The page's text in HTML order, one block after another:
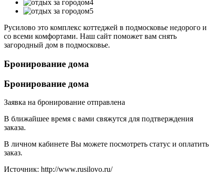
4
5
Русилово это комплекс коттеджей в подмосковье недорого и
со всеми комфортами. Наш сайт поможет вам снять
загородный дом в подмосковье.
Бронирование дома
Бронирование дома
Заявка на бронирование отправлена
В ближайшее время с вами свяжутся для подтверждения
заказа.
В личном кабинете Вы можете посмотреть статус и оплатить
заказ.
Источник: http://www.rusilovo.ru/